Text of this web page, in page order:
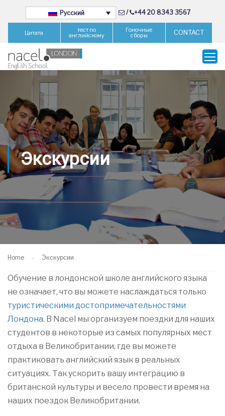
Русский / +44 20 8343 3567
Цитата тест по
английскому
Гоночные
сборы CONTACT
Экскурсии
Home Экскурсии
Обучение в лондонской школе английского языка
не означает, что вы можете наслаждаться только
туристическими достопримечательностями
Лондона. В Nacel мы организуем поездки для наших
студентов в некоторые из самых популярных мест
отдыха в Великобритании, где вы можете
практиковать английский язык в реальных
ситуациях. Так ускорить вашу интеграцию в
британской культуры и весело провести время на
наших поездок Великобритании.